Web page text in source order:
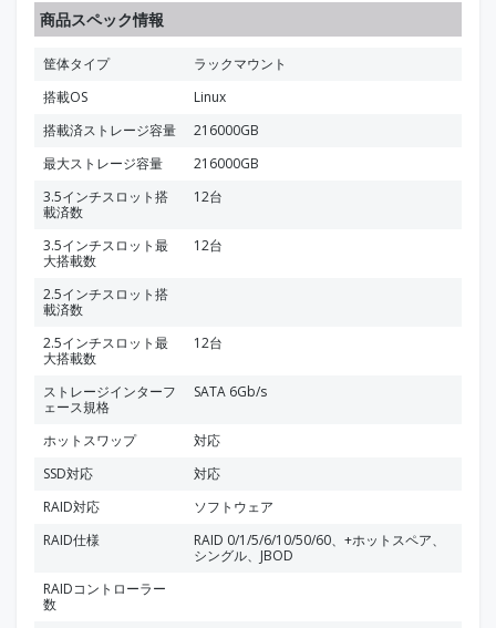
商品スペック情報
筐体タイプ
ラックマウント
搭載OS
Linux
搭載済ストレージ容量
216000GB
最大ストレージ容量
216000GB
3.5インチスロット搭
載済数
12台
3.5インチスロット最
大搭載数
12台
2.5インチスロット搭
載済数
2.5インチスロット最
大搭載数
12台
ストレージインターフ
ェース規格
SATA 6Gb/s
ホットスワップ
対応
SSD対応
対応
RAID対応
ソフトウェア
RAID仕様
RAID 0/1/5/6/10/50/60、+ホットスペア、
シングル、JBOD
RAIDコントローラー
数